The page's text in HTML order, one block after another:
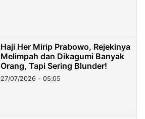
Haji Her Mirip Prabowo, Rejekinya
Melimpah dan Dikagumi Banyak
Orang, Tapi Sering Blunder!
27/07/2026 - 05:05